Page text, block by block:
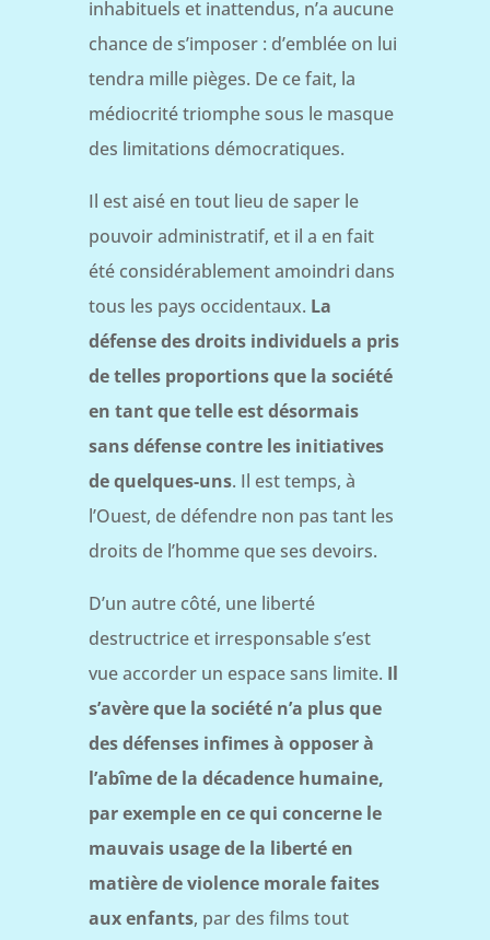
inhabituels et inattendus, n’a aucune
chance de s’imposer : d’emblée on lui
tendra mille pièges. De ce fait, la
médiocrité triomphe sous le masque
des limitations démocratiques.
Il est aisé en tout lieu de saper le
pouvoir administratif, et il a en fait
été considérablement amoindri dans
tous les pays occidentaux. La
défense des droits individuels a pris
de telles proportions que la société
en tant que telle est désormais
sans défense contre les initiatives
de quelques-uns. Il est temps, à
l’Ouest, de défendre non pas tant les
droits de l’homme que ses devoirs.
D’un autre côté, une liberté
destructrice et irresponsable s’est
vue accorder un espace sans limite. Il
s’avère que la société n’a plus que
des défenses infimes à opposer à
l’abîme de la décadence humaine,
par exemple en ce qui concerne le
mauvais usage de la liberté en
matière de violence morale faites
aux enfants, par des films tout